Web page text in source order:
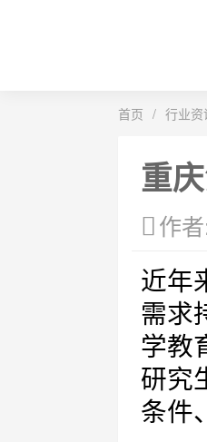
首页 / 行业资
重
作
近年
需求
学教
研究
条件